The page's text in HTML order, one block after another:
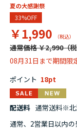
夏の大感謝祭
33%OFF
￥1,990
通常価格 ￥2,990
08月31日まで期間限
ポイント 18
配送料 通常送料※北
通常、2営業日以内